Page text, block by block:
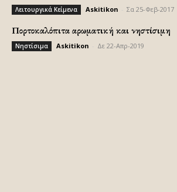
Λειτουργικά Κείμενα Askitikon Σα 25-Φεβ-2017
Πορτοκαλόπιτα αρωματική και νηστίσιμη
Νηστίσιμα Askitikon Δε 22-Απρ-2019